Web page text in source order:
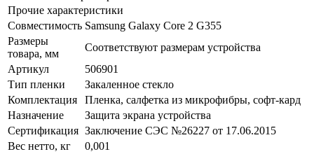
Прочие характеристики
Совместимость Samsung Galaxy Core 2 G355
Размеры
товара, мм
Соответствуют размерам устройства
Артикул
506901
Тип пленки
Закаленное стекло
Комплектация
Пленка, салфетка из микрофибры, софт-кард
Назначение
Защита экрана устройства
Сертификация Заключение СЭС №26227 от 17.06.2015
Вес нетто, кг
0,001